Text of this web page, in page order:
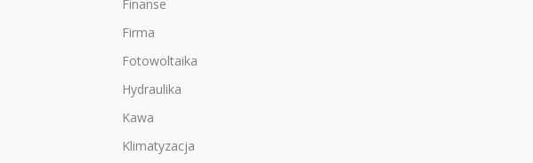
Finanse
Firma
Fotowoltaika
Hydraulika
Kawa
Klimatyzacja